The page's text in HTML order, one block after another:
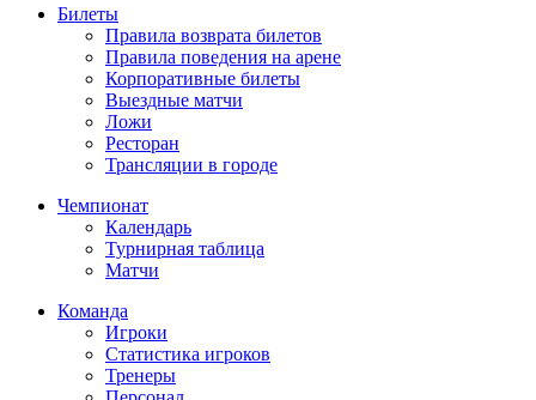
Билеты
Правила возврата билетов
Правила поведения на арене
Корпоративные билеты
Выездные матчи
Ложи
Ресторан
Трансляции в городе
Чемпионат
Календарь
Турнирная таблица
Матчи
Команда
Игроки
Статистика игроков
Тренеры